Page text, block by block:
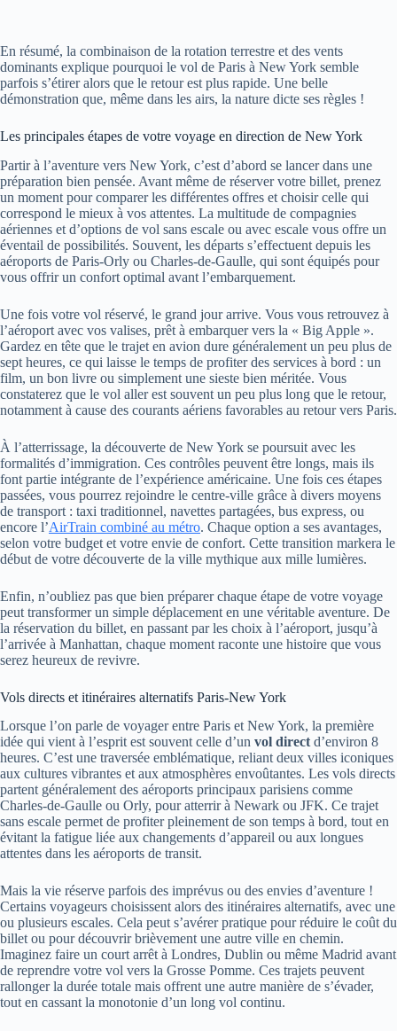
En résumé, la combinaison de la rotation terrestre et des vents
dominants explique pourquoi le vol de Paris à New York semble
parfois s’étirer alors que le retour est plus rapide. Une belle
démonstration que, même dans les airs, la nature dicte ses règles !
Les principales étapes de votre voyage en direction de New York
Partir à l’aventure vers New York, c’est d’abord se lancer dans une
préparation bien pensée. Avant même de réserver votre billet, prenez
un moment pour comparer les différentes offres et choisir celle qui
correspond le mieux à vos attentes. La multitude de compagnies
aériennes et d’options de vol sans escale ou avec escale vous offre un
éventail de possibilités. Souvent, les départs s’effectuent depuis les
aéroports de Paris-Orly ou Charles-de-Gaulle, qui sont équipés pour
vous offrir un confort optimal avant l’embarquement.
Une fois votre vol réservé, le grand jour arrive. Vous vous retrouvez à
l’aéroport avec vos valises, prêt à embarquer vers la « Big Apple ».
Gardez en tête que le trajet en avion dure généralement un peu plus de
sept heures, ce qui laisse le temps de profiter des services à bord : un
film, un bon livre ou simplement une sieste bien méritée. Vous
constaterez que le vol aller est souvent un peu plus long que le retour,
notamment à cause des courants aériens favorables au retour vers Paris.
À l’atterrissage, la découverte de New York se poursuit avec les
formalités d’immigration. Ces contrôles peuvent être longs, mais ils
font partie intégrante de l’expérience américaine. Une fois ces étapes
passées, vous pourrez rejoindre le centre-ville grâce à divers moyens
de transport : taxi traditionnel, navettes partagées, bus express, ou
encore l’AirTrain combiné au métro. Chaque option a ses avantages,
selon votre budget et votre envie de confort. Cette transition markera le
début de votre découverte de la ville mythique aux mille lumières.
Enfin, n’oubliez pas que bien préparer chaque étape de votre voyage
peut transformer un simple déplacement en une véritable aventure. De
la réservation du billet, en passant par les choix à l’aéroport, jusqu’à
l’arrivée à Manhattan, chaque moment raconte une histoire que vous
serez heureux de revivre.
Vols directs et itinéraires alternatifs Paris-New York
Lorsque l’on parle de voyager entre Paris et New York, la première
idée qui vient à l’esprit est souvent celle d’un vol directd’environ 8
heures. C’est une traversée emblématique, reliant deux villes iconiques
aux cultures vibrantes et aux atmosphères envoûtantes. Les vols directs
partent généralement des aéroports principaux parisiens comme
Charles-de-Gaulle ou Orly, pour atterrir à Newark ou JFK. Ce trajet
sans escale permet de profiter pleinement de son temps à bord, tout en
évitant la fatigue liée aux changements d’appareil ou aux longues
attentes dans les aéroports de transit.
Mais la vie réserve parfois des imprévus ou des envies d’aventure !
Certains voyageurs choisissent alors des itinéraires alternatifs, avec une
ou plusieurs escales. Cela peut s’avérer pratique pour réduire le coût du
billet ou pour découvrir brièvement une autre ville en chemin.
Imaginez faire un court arrêt à Londres, Dublin ou même Madrid avant
de reprendre votre vol vers la Grosse Pomme. Ces trajets peuvent
rallonger la durée totale mais offrent une autre manière de s’évader,
tout en cassant la monotonie d’un long vol continu.